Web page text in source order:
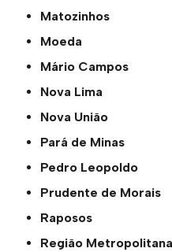
Matozinhos
Moeda
Mário Campos
Nova Lima
Nova União
Pará de Minas
Pedro Leopoldo
Prudente de Morais
Raposos
Região